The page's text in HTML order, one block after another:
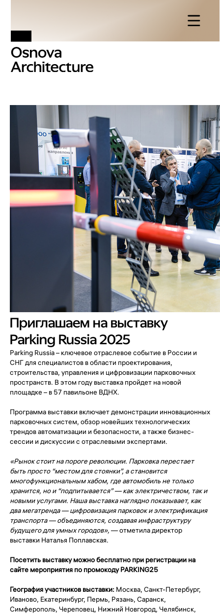
Приглашаем на выставку
Parking Russia 2025
Parking Russia – ключевое отраслевое событие в России и
СНГ для специалистов в области проектирования,
строительства, управления и цифровизации парковочных
пространств. В этом году выставка пройдет на новой
площадке – в 57 павильоне ВДНХ.
Программа выставки включает демонстрации инновационных
парковочных систем, обзор новейших технологических
трендов автоматизации и безопасности, а также бизнес-
сессии и дискуссии с отраслевыми экспертами.
«Рынок стоит на пороге революции. Парковка перестает
быть просто “местом для стоянки”, а становится
многофункциональным хабом, где автомобиль не только
хранится, но и “подпитывается” — как электричеством, так и
новыми услугами. Наша выставка наглядно показывает, как
два мегатренда — цифровизация парковок и электрификация
транспорта — объединяются, создавая инфраструктуру
будущего для умных городов», — отметила директор
выставки Наталья Поплавская.
Посетить выставку можно бесплатно при регистрации на
сайте мероприятия по промокоду PARKING25
География участников выставки: Москва, Санкт-Петербург,
Иваново, Екатеринбург, Пермь, Рязань, Саранск,
Симферополь, Череповец, Нижний Новгород, Челябинск,